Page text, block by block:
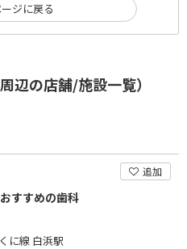
辺の店舗/施設一覧）
追加
すすめの歯科
に線 白浜駅
ジに戻る